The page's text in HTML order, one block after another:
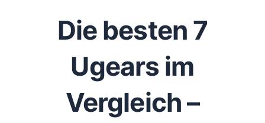
Die besten 7
Ugears im
Vergleich –